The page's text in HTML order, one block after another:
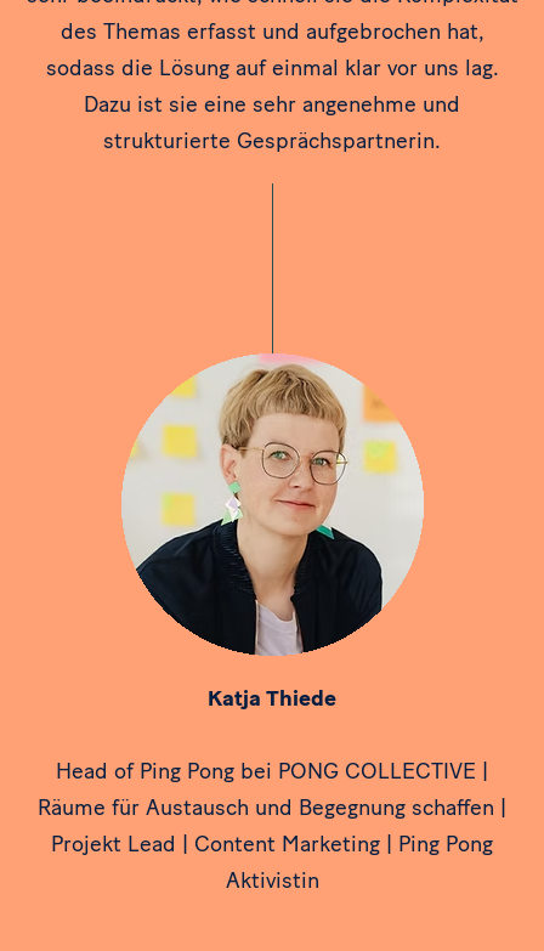
des Themas erfasst und aufgebrochen hat,
sodass die Lösung auf einmal klar vor uns lag.
Dazu ist sie eine sehr angenehme und
strukturierte Gesprächspartnerin.
Katja Thiede
Head of Ping Pong bei PONG COLLECTIVE |
Räume für Austausch und Begegnung schaffen |
Projekt Lead | Content Marketing | Ping Pong
Aktivistin